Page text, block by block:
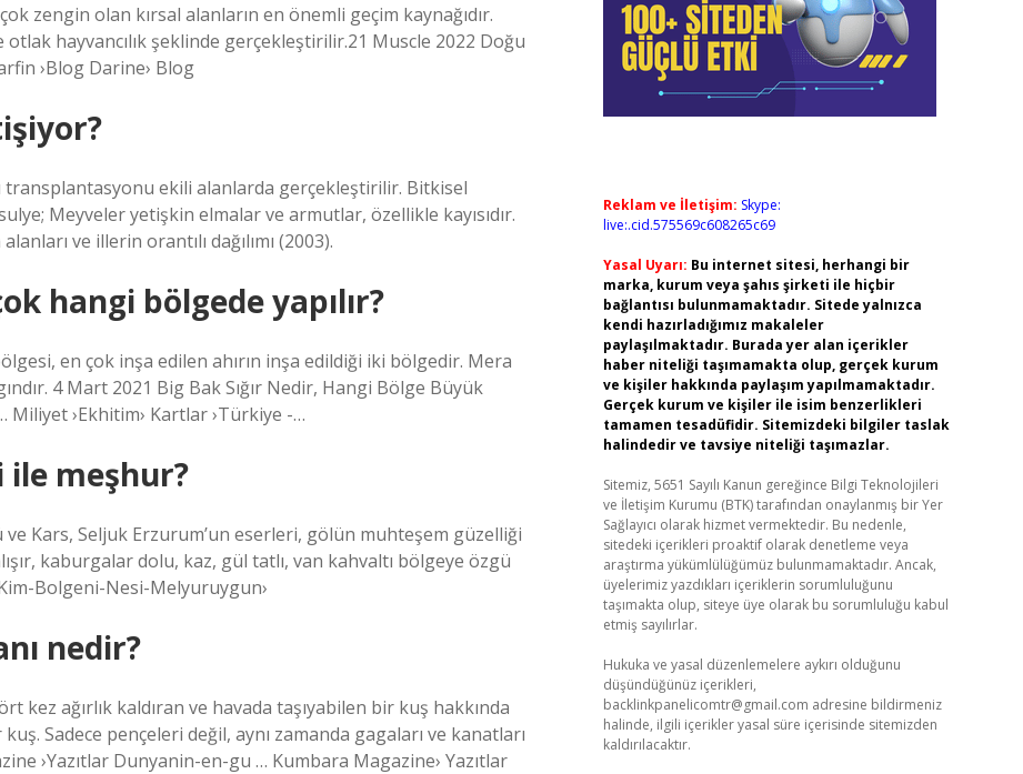
zengin olan kırsal alanların en önemli geçim kaynağıdır.
hayvancılık şeklinde gerçekleştirilir.21 Muscle 2022 Doğu
›Blog Darine› Blog
transplantasyonu ekili alanlarda gerçekleştirilir. Bitkisel
Meyveler yetişkin elmalar ve armutlar, özellikle kayısıdır.
ve illerin orantılı dağılımı (2003).
hangi bölgede yapılır?
en çok inşa edilen ahırın inşa edildiği iki bölgedir. Mera
4 Mart 2021 Big Bak Sığır Nedir, Hangi Bölge Büyük
Miliyet ›Ekhitim› Kartlar ›Türkiye -…
ile meşhur?
Kars, Seljuk Erzurum’un eserleri, gölün muhteşem güzelliği
kaburgalar dolu, kaz, gül tatlı, van kahvaltı bölgeye özgü
Bolgeni-Nesi-Melyuruygun›
nedir?
kez ağırlık kaldıran ve havada taşıyabilen bir kuş hakkında
Sadece pençeleri değil, aynı zamanda gagaları ve kanatları
›Yazıtlar Dunyanin-en-gu … Kumbara Magazine› Yazıtlar
Reklam ve İletişim: Skype:
live:.cid.575569c608265c69
Yasal Uyarı: Bu internet sitesi, herhangi bir
marka, kurum veya şahıs şirketi ile hiçbir
bağlantısı bulunmamaktadır. Sitede yalnızca
kendi hazırladığımız makaleler
paylaşılmaktadır. Burada yer alan içerikler
haber niteliği taşımamakta olup, gerçek kurum
ve kişiler hakkında paylaşım yapılmamaktadır.
Gerçek kurum ve kişiler ile isim benzerlikleri
tamamen tesadüfidir. Sitemizdeki bilgiler taslak
halindedir ve tavsiye niteliği taşımazlar.
Sitemiz, 5651 Sayılı Kanun gereğince Bilgi Teknolojileri
ve İletişim Kurumu (BTK) tarafından onaylanmış bir Yer
Sağlayıcı olarak hizmet vermektedir. Bu nedenle,
sitedeki içerikleri proaktif olarak denetleme veya
araştırma yükümlülüğümüz bulunmamaktadır. Ancak,
üyelerimiz yazdıkları içeriklerin sorumluluğunu
taşımakta olup, siteye üye olarak bu sorumluluğu kabul
etmiş sayılırlar.
Hukuka ve yasal düzenlemelere aykırı olduğunu
düşündüğünüz içerikleri,
backlinkpanelicomtr@gmail.com adresine bildirmeniz
halinde, ilgili içerikler yasal süre içerisinde sitemizden
kaldırılacaktır.